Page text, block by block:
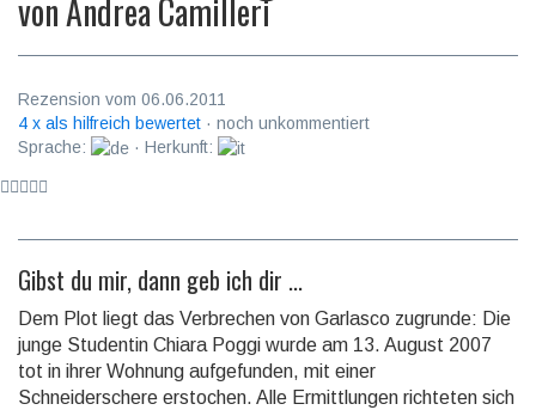
vonAndrea Camilleri
Rezension vom 06.06.2011
4 x als hilfreich bewertet · noch unkommentiert
Sprache:
· Herkunft:
Gibst du mir, dann geb ich dir ...
Dem Plot liegt das Verbrechen von Garlasco zugrunde: Die
junge Studentin Chiara Poggi wurde am 13. August 2007
tot in ihrer Wohnung aufgefunden, mit einer
Schneiderschere erstochen. Alle Ermittlungen richteten sich